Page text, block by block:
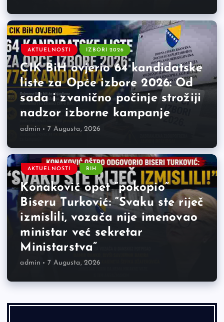
AKTUELNOSTI IZBORI 2026
CIK BiH ovjerio 64 kandidatske
liste za Opće izbore 2026: Od
sada i zvanično počinje strožiji
nadzor izborne kampanje
admin 7 Augusta, 2026
AKTUELNOSTI BIH
Konaković opet “pokopio”
Biseru Turković: “Svaku ste riječ
izmislili, vozača nije imenovao
ministar već sekretar
Ministarstva”
admin 7 Augusta, 2026